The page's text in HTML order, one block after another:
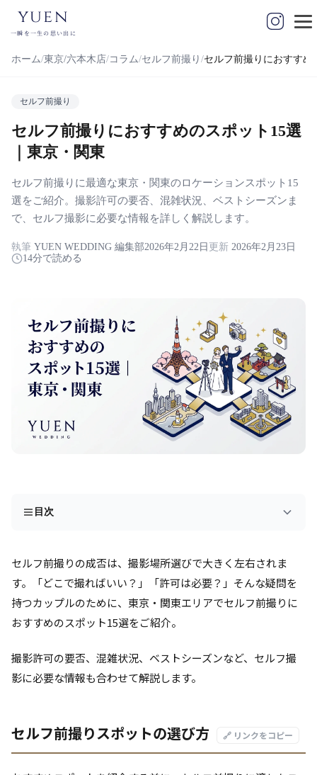
yuen
一瞬を一生の思い出に
ホーム 東京/六本木店 コラム セルフ前撮り セルフ前撮りにおすすめ
セルフ前撮り
セルフ前撮りにおすすめのスポット15選
｜東京・関東
セルフ前撮りに最適な東京・関東のロケーションスポット15
選をご紹介。撮影許可の要否、混雑状況、ベストシーズンま
で、セルフ撮影に必要な情報を詳しく解説します。
執筆 YUEN WEDDING 編集部2026年2月22日 更新 2026年2月23日
14分で読める
目次
セルフ前撮りの成否は、撮影場所選びで大きく左右されま
す。「どこで撮ればいい？」「許可は必要？」そんな疑問を
持つカップルのために、東京・関東エリアでセルフ前撮りに
おすすめのスポット15選をご紹介。
撮影許可の要否、混雑状況、ベストシーズンなど、セルフ撮
影に必要な情報も合わせて解説します。
セルフ前撮りスポットの選び方 🔗 リンクをコピー